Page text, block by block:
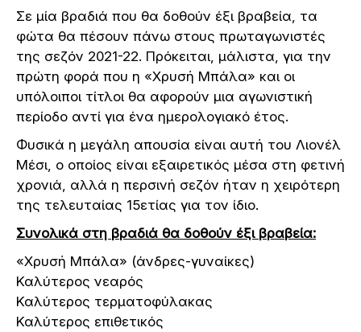
Σε μία βραδιά που θα δοθούν έξι βραβεία, τα
φώτα θα πέσουν πάνω στους πρωταγωνιστές
της σεζόν 2021-22. Πρόκειται, μάλιστα, για την
πρώτη φορά που η «Χρυσή Μπάλα» και οι
υπόλοιποι τίτλοι θα αφορούν μια αγωνιστική
περίοδο αντί για ένα ημερολογιακό έτος.
Φυσικά η μεγάλη απουσία είναι αυτή του Λιονέλ
Μέσι, ο οποίος είναι εξαιρετικός μέσα στη φετινή
χρονιά, αλλά η περσινή σεζόν ήταν η χειρότερη
της τελευταίας 15ετίας για τον ίδιο.
Συνολικά στη βραδιά θα δοθούν έξι βραβεία:
«Χρυσή Μπάλα» (άνδρες-γυναίκες)
Καλύτερος νεαρός
Καλύτερος τερματοφύλακας
Καλύτερος επιθετικός